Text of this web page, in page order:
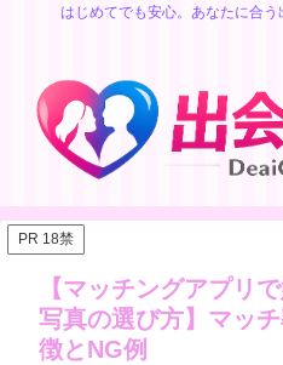
はじめてでも安心。あなたに合う
PR 18禁
【マッチングアプリ
写真の選び方】マッ
徴とNG例